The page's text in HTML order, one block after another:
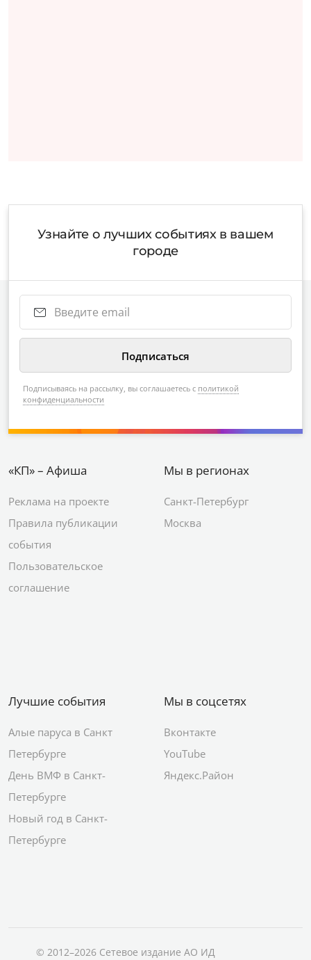
Узнайте о лучших событиях в вашем
городе
Подписываясь на рассылку, вы соглашаетесь с политикой
конфиденциальности
«КП» – Афиша
Реклама на проекте
Правила публикации
события
Пользовательское
соглашение
Мы в регионах
Санкт-Петербург
Москва
Лучшие события
Алые паруса в Санкт
Петербурге
День ВМФ в Санкт-
Петербурге
Новый год в Санкт-
Петербурге
Мы в соцсетях
Вконтакте
YouTube
Яндекс.Район
© 2012–2026 Сетевое издание АО ИД